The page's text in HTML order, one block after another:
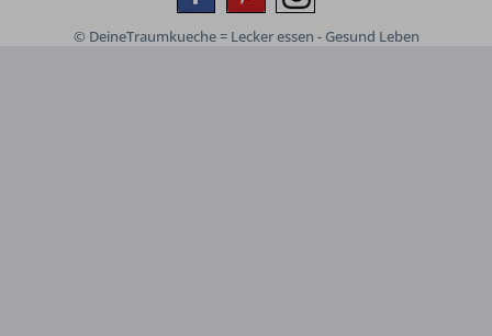
© DeineTraumkueche = Lecker essen - Gesund Leben